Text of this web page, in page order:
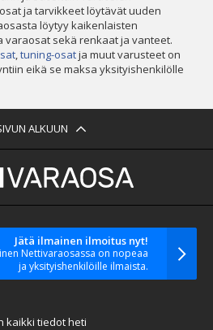
ja tarvikkeet löytävät uuden
löytyy kaikenlaisten
sekä renkaat ja vanteet.
,tuning-osatja muut varusteet on
eikä se maksa yksityishenkilölle
ALKUUN
Jätä ilmainen ilmoitus nyt!
Nettivaraosassa on nopeaa
ja yksityishenkilöille ilmaista.
kaikki tiedot heti